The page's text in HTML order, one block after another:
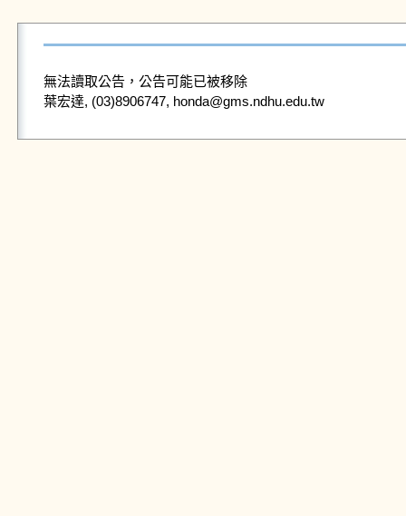
無法讀取公告，公告可能已被移除
葉宏達, (03)8906747, honda@gms.ndhu.edu.tw